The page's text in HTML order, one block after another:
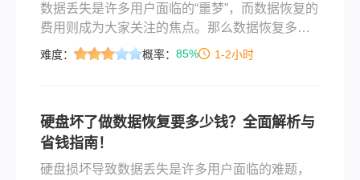
数据丢失是许多用户面临的“噩梦”，而数据恢复的
费用则成为大家关注的焦点。那么数据恢复多少
钱呢？本文结合2025年最新市场数据、故障类型
难度： 概率： 85% 1-2小时
硬盘坏了做数据恢复要多少钱？全面解析与
省钱指南！
硬盘损坏导致数据丢失是许多用户面临的难题，